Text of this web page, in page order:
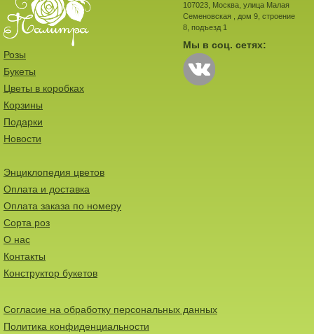
107023, Москва, улица Малая
Семеновская , дом 9, строение
8, подъезд 1
Мы в соц. сетях:
Розы
Букеты
Цветы в коробках
Корзины
Подарки
Новости
Энциклопедия цветов
Оплата и доставка
Оплата заказа по номеру
Сорта роз
О нас
Контакты
Конструктор букетов
Согласие на обработку персональных данных
Политика конфиденциальности